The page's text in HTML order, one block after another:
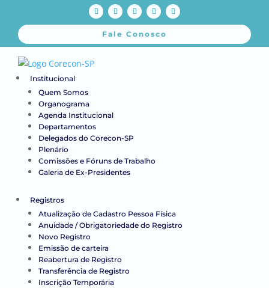
Fale Conosco
Institucional
Quem Somos
Organograma
Agenda Institucional
Departamentos
Delegados do Corecon-SP
Plenário
Comissões e Fóruns de Trabalho
Galeria de Ex-Presidentes
Registros
Atualização de Cadastro Pessoa Física
Anuidade / Obrigatoriedade do Registro
Novo Registro
Emissão de carteira
Reabertura de Registro
Transferência de Registro
Inscrição Temporária